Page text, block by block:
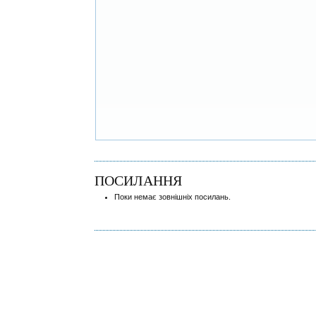
ПОСИЛАННЯ
Поки немає зовнішніх посилань.